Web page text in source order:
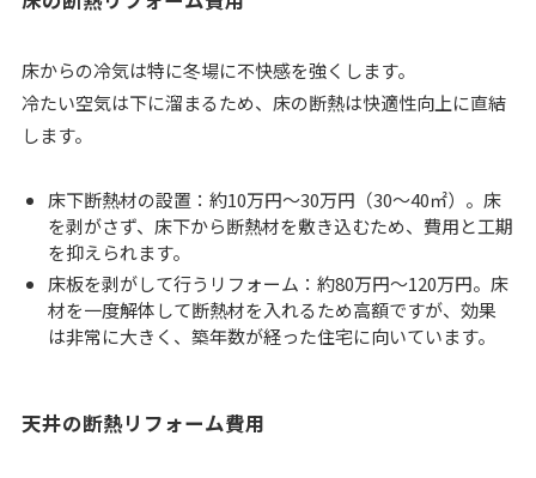
床からの冷気は特に冬場に不快感を強くします。
冷たい空気は下に溜まるため、床の断熱は快適性向上に直結
します。
床下断熱材の設置：約10万円～30万円（30～40㎡）。床
を剥がさず、床下から断熱材を敷き込むため、費用と工期
を抑えられます。
床板を剥がして行うリフォーム：約80万円～120万円。床
材を一度解体して断熱材を入れるため高額ですが、効果
は非常に大きく、築年数が経った住宅に向いています。
天井の断熱リフォーム費用